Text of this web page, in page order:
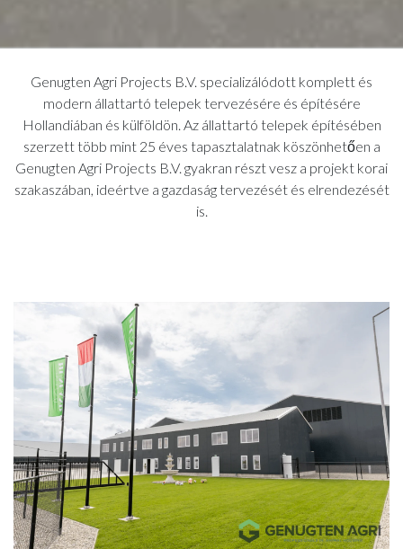
Genugten Agri Projects B.V. specializálódott komplett és
modern állattartó telepek tervezésére és építésére
Hollandiában és külföldön. Az állattartó telepek építésében
szerzett több mint 25 éves tapasztalatnak köszönhetően a
Genugten Agri Projects B.V. gyakran részt vesz a projekt korai
szakaszában, ideértve a gazdaság tervezését és elrendezését
is.